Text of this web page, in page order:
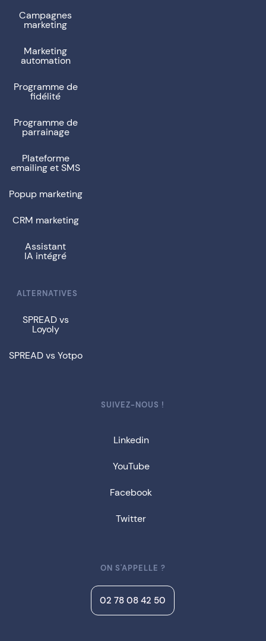
Campagnes
marketing
Marketing
automation
Programme de
fidélité
Programme de
parrainage
Plateforme
emailing et SMS
Popup marketing
CRM marketing
Assistant
IA intégré
ALTERNATIVES
SPREAD vs
Loyoly
SPREAD vs Yotpo
SUIVEZ-NOUS !
Linkedin
YouTube
Facebook
Twitter
ON S'APPELLE ?
02 78 08 42 50